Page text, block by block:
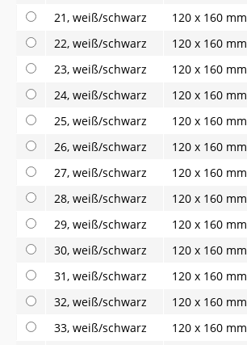
21, weiß/schwarz
120 x 160 mm
22, weiß/schwarz
120 x 160 mm
23, weiß/schwarz
120 x 160 mm
24, weiß/schwarz
120 x 160 mm
25, weiß/schwarz
120 x 160 mm
26, weiß/schwarz
120 x 160 mm
27, weiß/schwarz
120 x 160 mm
28, weiß/schwarz
120 x 160 mm
29, weiß/schwarz
120 x 160 mm
30, weiß/schwarz
120 x 160 mm
31, weiß/schwarz
120 x 160 mm
32, weiß/schwarz
120 x 160 mm
33, weiß/schwarz
120 x 160 mm